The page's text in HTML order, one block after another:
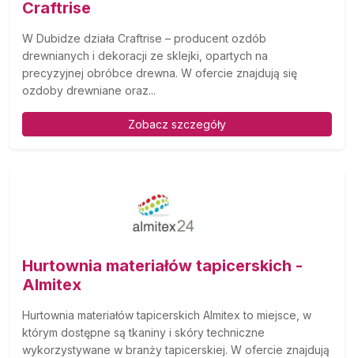
Craftrise
W Dubidze działa Craftrise – producent ozdób
drewnianych i dekoracji ze sklejki, opartych na
precyzyjnej obróbce drewna. W ofercie znajdują się
ozdoby drewniane oraz...
Zobacz szczegóły
Hurtownia materiałów tapicerskich -
Almitex
Hurtownia materiałów tapicerskich Almitex to miejsce, w
którym dostępne są tkaniny i skóry techniczne
wykorzystywane w branży tapicerskiej. W ofercie znajdują